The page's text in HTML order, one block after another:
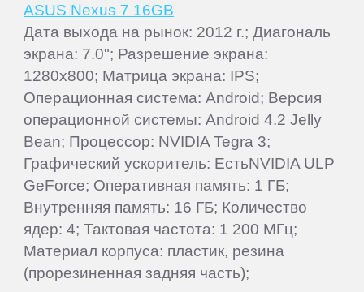
ASUS Nexus 7 16GB
Дата выхода на рынок: 2012 г.; Диагональ
экрана: 7.0"; Разрешение экрана:
1280x800; Матрица экрана: IPS;
Операционная система: Android; Версия
операционной системы: Android 4.2 Jelly
Bean; Процессор: NVIDIA Tegra 3;
Графический ускоритель: ЕстьNVIDIA ULP
GeForce; Оперативная память: 1 ГБ;
Внутренняя память: 16 ГБ; Количество
ядер: 4; Тактовая частота: 1 200 МГц;
Материал корпуса: пластик, резина
(прорезиненная задняя часть);